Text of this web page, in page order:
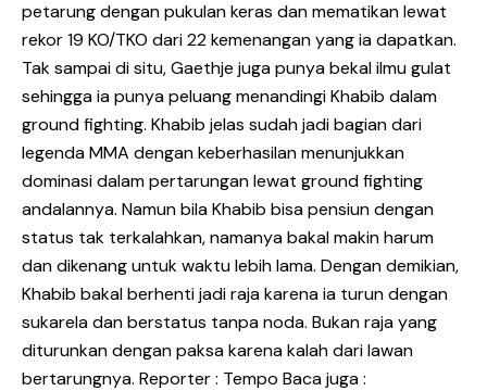
petarung dengan pukulan keras dan mematikan lewat
rekor 19 KO/TKO dari 22 kemenangan yang ia dapatkan.
Tak sampai di situ, Gaethje juga punya bekal ilmu gulat
sehingga ia punya peluang menandingi Khabib dalam
ground fighting. Khabib jelas sudah jadi bagian dari
legenda MMA dengan keberhasilan menunjukkan
dominasi dalam pertarungan lewat ground fighting
andalannya. Namun bila Khabib bisa pensiun dengan
status tak terkalahkan, namanya bakal makin harum
dan dikenang untuk waktu lebih lama. Dengan demikian,
Khabib bakal berhenti jadi raja karena ia turun dengan
sukarela dan berstatus tanpa noda. Bukan raja yang
diturunkan dengan paksa karena kalah dari lawan
bertarungnya. Reporter : Tempo Baca juga :